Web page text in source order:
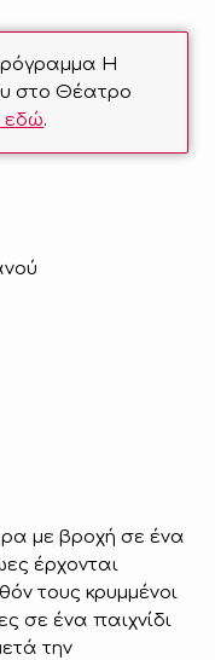
Η
στο Θέατρο
εδώ.
με βροχή σε ένα
έρχονται
τους κρυμμένοι
σε ένα παιχνίδι
την